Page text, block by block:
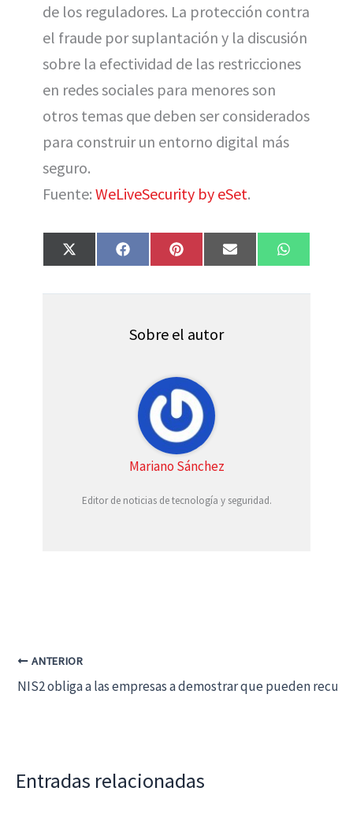
de los reguladores. La protección contra
el fraude por suplantación y la discusión
sobre la efectividad de las restricciones
en redes sociales para menores son
otros temas que deben ser considerados
para construir un entorno digital más
seguro.
Fuente: WeLiveSecurity by eSet.
Compartir
en
X
(
w
Compartir
en
F
a
e
o
k
Compartir
en
P
i
t
e
s
Compartir
en
E
m
i
Compartir
en
W
h
t
Sobre el autor
Mariano Sánchez
Editor de noticias de tecnología y seguridad.
ANTERIOR
NIS2 obliga a las empresas a demostrar que pueden
Entradas relacionadas